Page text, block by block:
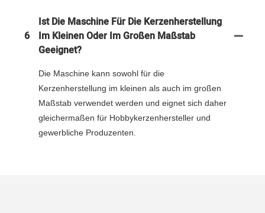
6
Ist Die Maschine Für Die Kerzenherstellung
Im Kleinen Oder Im Großen Maßstab
Geeignet?
Die Maschine kann sowohl für die
Kerzenherstellung im kleinen als auch im großen
Maßstab verwendet werden und eignet sich daher
gleichermaßen für Hobbykerzenhersteller und
gewerbliche Produzenten.